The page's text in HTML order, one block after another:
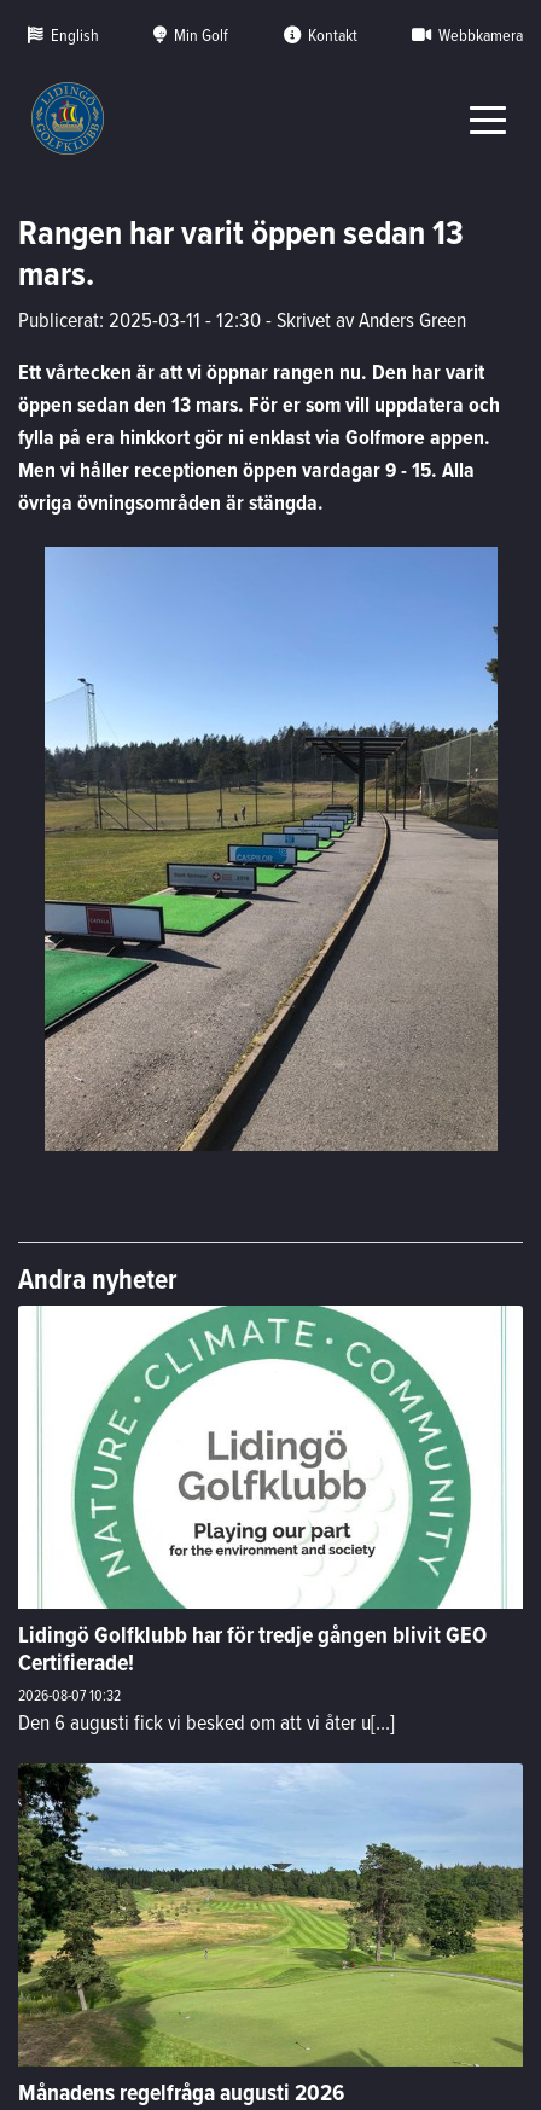
English Min Golf Kontakt Webbkamera
Rangen har varit öppen sedan 13
mars.
Publicerat: 2025-03-11 - 12:30-Skrivet av Anders Green
Ett vårtecken är att vi öppnar rangen nu. Den har varit
öppen sedan den 13 mars. För er som vill uppdatera och
fylla på era hinkkort gör ni enklast via Golfmore appen.
Men vi håller receptionen öppen vardagar 9 - 15. Alla
övriga övningsområden är stängda.
Andra nyheter
Lidingö Golfklubb har för tredje gången blivit GEO
Certifierade!
2026-08-0710:32
Den 6 augusti fick vi besked om att vi åter u[...]
Månadens regelfråga augusti 2026